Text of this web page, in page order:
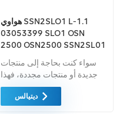
هواوي SSN2SLO1 L-1.1
03053399 SLO1 OSN
2500 OSN2500 SSN2SL01
SL01 STM-1 لوحة الواجهة
البصرية
سواء كنت بحاجة إلى منتجات
جديدة أو منتجات مجددة، فهذا
أمر شامل الضمان كمعيار. نحن
فقط نشتري معدات السوق
ديتيالس